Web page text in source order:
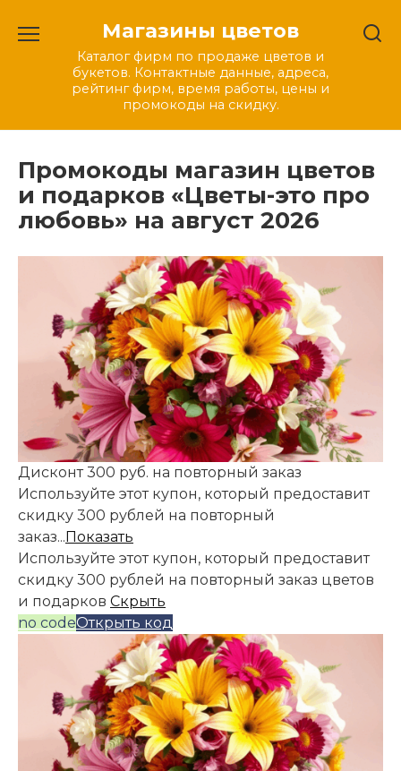
содержанию
Магазины цветов
Каталог фирм по продаже цветов и
букетов. Контактные данные, адреса,
рейтинг фирм, время работы, цены и
промокоды на скидку.
Промокоды магазин цветов
и подарков «Цветы-это про
любовь» на август 2026
Дисконт 300 руб. на повторный заказ
Используйте этот купон, который предоставит
скидку 300 рублей на повторный
заказ...Показать
Используйте этот купон, который предоставит
скидку 300 рублей на повторный заказ цветов
и подарков Скрыть
no codeОткрыть код